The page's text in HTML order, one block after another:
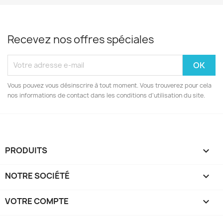
Recevez nos offres spéciales
Vous pouvez vous désinscrire à tout moment. Vous trouverez pour cela
nos informations de contact dans les conditions d'utilisation du site.
PRODUITS 
NOTRE SOCIÉTÉ 
VOTRE COMPTE 